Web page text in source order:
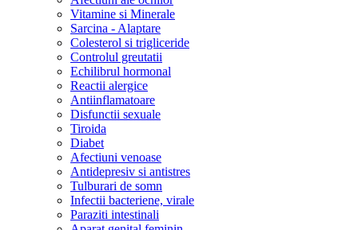
Vitamine si Minerale
Sarcina - Alaptare
Colesterol si trigliceride
Controlul greutatii
Echilibrul hormonal
Reactii alergice
Antiinflamatoare
Disfunctii sexuale
Tiroida
Diabet
Afectiuni venoase
Antidepresiv si antistres
Tulburari de somn
Infectii bacteriene, virale
Paraziti intestinali